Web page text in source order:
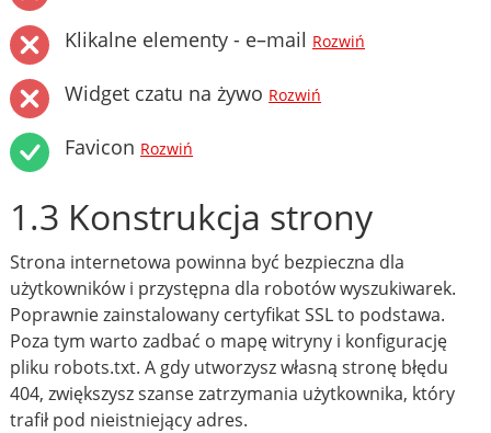
Klikalne elementy - e–mail Rozwiń
Widget czatu na żywo Rozwiń
Favicon Rozwiń
1.3 Konstrukcja strony
Strona internetowa powinna być bezpieczna dla
użytkowników i przystępna dla robotów wyszukiwarek.
Poprawnie zainstalowany certyfikat SSL to podstawa.
Poza tym warto zadbać o mapę witryny i konfigurację
pliku robots.txt. A gdy utworzysz własną stronę błędu
404, zwiększysz szanse zatrzymania użytkownika, który
trafił pod nieistniejący adres.